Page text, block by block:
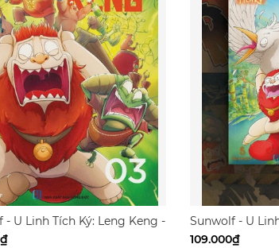
- U Linh Tích Ký: Leng Keng -
Sunwolf - U
Tập 2
109.000₫